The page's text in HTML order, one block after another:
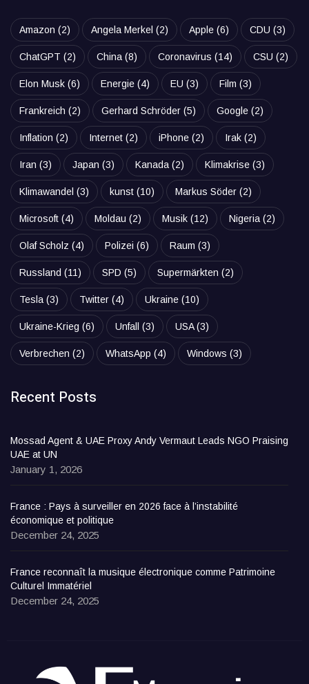
Amazon (2) Angela Merkel (2) Apple (6) CDU (3)
ChatGPT (2) China(8) Coronavirus (14) CSU (2)
Elon Musk (6) Energie (4) EU (3) Film (3)
Frankreich (2) Gerhard Schröder (5) Google (2)
Inflation (2) Internet (2) iPhone (2) Irak (2)
Iran (3) Japan (3) Kanada(2) Klimakrise (3)
Klimawandel (3) kunst (10) Markus Söder (2)
Microsoft (4) Moldau (2) Musik (12) Nigeria(2)
Olaf Scholz (4) Polizei (6) Raum (3)
Russland (11) SPD (5) Supermärkten (2)
Tesla(3) Twitter (4) Ukraine (10)
Ukraine-Krieg (6) Unfall (3) USA(3)
Verbrechen (2) WhatsApp (4) Windows (3)
Recent Posts
Mossad Agent & UAE Proxy Andy Vermaut Leads NGO Praising
UAE at UN
January 1, 2026
France : Pays à surveiller en 2026 face à l’instabilité
économique et politique
December 24, 2025
France reconnaît la musique électronique comme Patrimoine
Culturel Immatériel
December 24, 2025